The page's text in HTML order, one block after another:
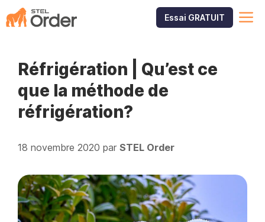
au
Essai GRATUIT
Réfrigération | Qu’est ce
que la méthode de
réfrigération?
18 novembre 2020 par STEL Order